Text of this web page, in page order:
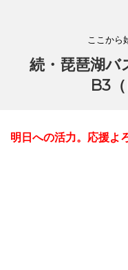
ここから
続・琵琶湖
B3
明日への活力。応援よ